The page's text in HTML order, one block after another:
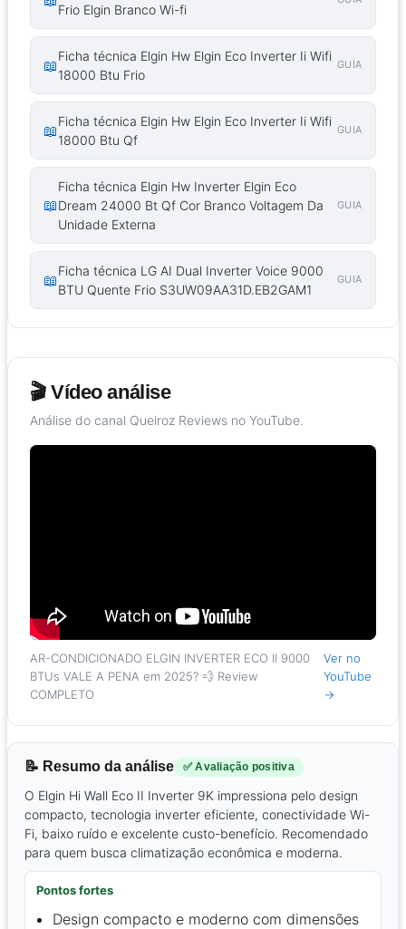
Frio Elgin Branco Wi-fi
📖
Ficha técnica Elgin Hw Elgin Eco Inverter Ii Wifi
18000 Btu Frio
GUIA
📖
Ficha técnica Elgin Hw Elgin Eco Inverter Ii Wifi
18000 Btu Qf
GUIA
📖
Ficha técnica Elgin Hw Inverter Elgin Eco
Dream 24000 Bt Qf Cor Branco Voltagem Da
Unidade Externa
GUIA
📖
Ficha técnica LG AI Dual Inverter Voice 9000
BTU Quente Frio S3UW09AA31D.EB2GAM1
GUIA
🎬 Vídeo análise
Análise do canal Queiroz Reviews no YouTube.
AR-CONDICIONADO ELGIN INVERTER ECO II 9000
BTUs VALE A PENA em 2025? 💨 Review
COMPLETO
Ver no
YouTube
→
📝 Resumo da análise ✅ Avaliação positiva
O Elgin Hi Wall Eco II Inverter 9K impressiona pelo design
compacto, tecnologia inverter eficiente, conectividade Wi-
Fi, baixo ruído e excelente custo-benefício. Recomendado
para quem busca climatização econômica e moderna.
Pontos fortes
Design compacto e moderno com dimensões